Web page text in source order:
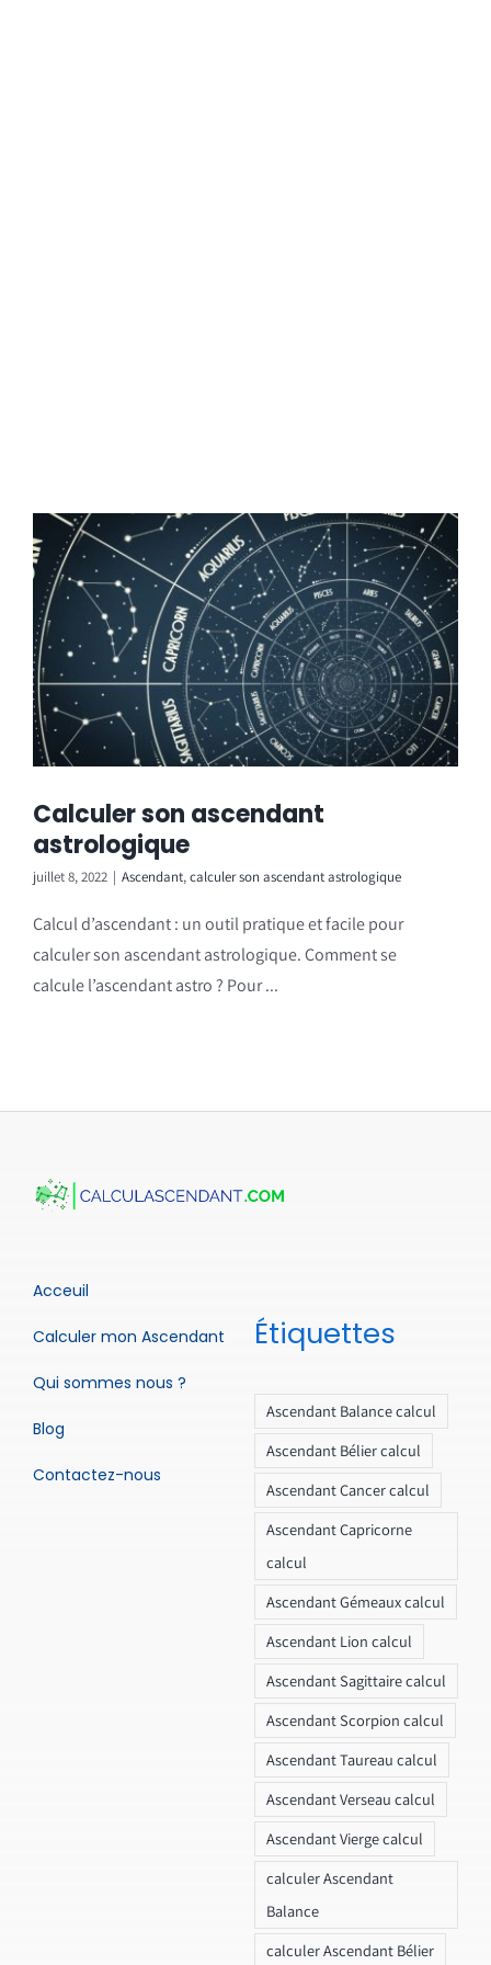
Calculer son ascendant
astrologique
juillet 8, 2022 | Ascendant,calculer son ascendant astrologique
Calcul d’ascendant : un outil pratique et facile pour
calculer son ascendant astrologique. Comment se
calcule l’ascendant astro ? Pour ...
Acceuil
Calculer mon Ascendant
Qui sommes nous ?
Blog
Contactez-nous
Étiquettes
Ascendant Balance calcul
Ascendant Bélier calcul
Ascendant Cancer calcul
Ascendant Capricorne
calcul
Ascendant Gémeaux calcul
Ascendant Lion calcul
Ascendant Sagittaire calcul
Ascendant Scorpion calcul
Ascendant Taureau calcul
Ascendant Verseau calcul
Ascendant Vierge calcul
calculer Ascendant
Balance
calculer Ascendant Bélier